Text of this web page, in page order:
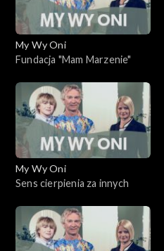
My Wy Oni
Fundacja "Mam Marzenie"
My Wy Oni
Sens cierpienia za innych